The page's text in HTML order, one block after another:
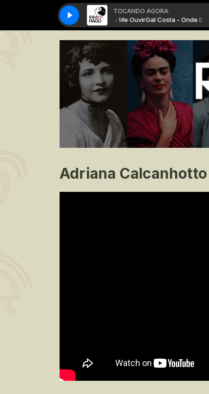
TOCANDO AGORA
Gal Costa - Onde Deus Possa Me OuvirGal Costa - Onde Deus
Adriana